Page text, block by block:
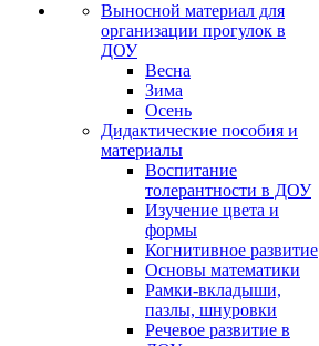
Выносной материал для
организации прогулок в
ДОУ
Весна
Зима
Осень
Дидактические пособия и
материалы
Воспитание
толерантности в ДОУ
Изучение цвета и
формы
Когнитивное развитие
Основы математики
Рамки-вкладыши,
пазлы, шнуровки
Речевое развитие в